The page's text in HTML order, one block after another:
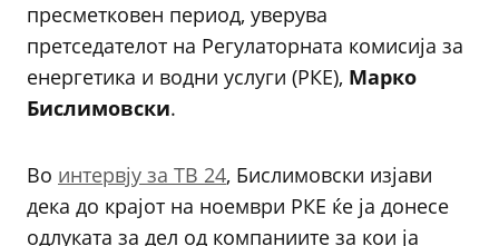
пресметковен период, уверува
претседателот на Регулаторната комисија за
енергетика и водни услуги (РКЕ), Марко
Бислимовски.
Во интервју за ТВ 24, Бислимовски изјави
дека до крајот на ноември РКЕ ќе ја донесе
одлуката за дел од компаниите за кои ја